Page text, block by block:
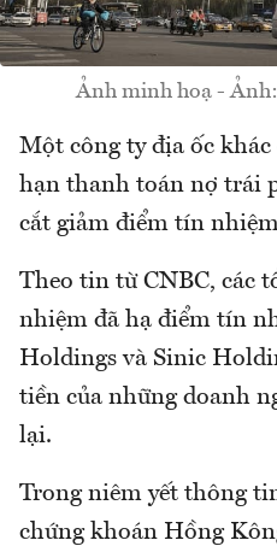
Ảnh minh hoạ -
Một công ty địa ốc khác
hạn thanh toán nợ trái
cắt giảm điểm tín
Theo tin từ CNBC, các
nhiệm đã hạ điểm tín
Holdings và Sinic
tiền của những doanh
lại.
Trong niêm yết thông
chứng khoán Hồng